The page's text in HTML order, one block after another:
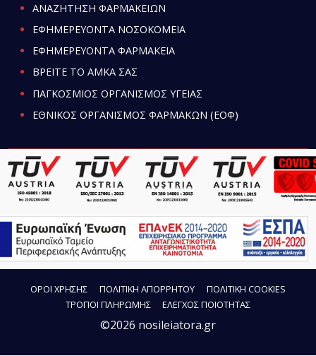
ΑΝΑΖΗΤΗΣΗ ΦΑΡΜΑΚΕΙΩΝ
ΕΦΗΜΕΡΕΥΟΝΤΑ ΝΟΣΟΚΟΜΕΙΑ
ΕΦΗΜΕΡΕΥΟΝΤΑ ΦΑΡΜΑΚΕΙΑ
ΒΡΕΙΤΕ ΤΟ ΑΜΚΑ ΣΑΣ
ΠΑΓΚΟΣΜΙΟΣ ΟΡΓΑΝΙΣΜΟΣ ΥΓΕΙΑΣ
ΕΘΝΙΚΟΣ ΟΡΓΑΝΙΣΜΟΣ ΦΑΡΜΑΚΩΝ (ΕΟΦ)
ΟΡΟΙ ΧΡΗΣΗΣ ΠΟΛΙΤΙΚΗ ΑΠΟΡΡΗΤΟΥ
ΠΟΛΙΤΙΚΗ COOKIES
ΤΡΟΠΟΙ ΠΛΗΡΩΜΗΣ
ΕΛΕΓΧΟΣ ΠΟΙΟΤΗΤΑΣ
©2026 nosileiatora.gr